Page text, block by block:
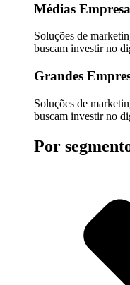
Médias
Soluções de
buscam investir no
Grandes
Soluções de
buscam investir no
Por